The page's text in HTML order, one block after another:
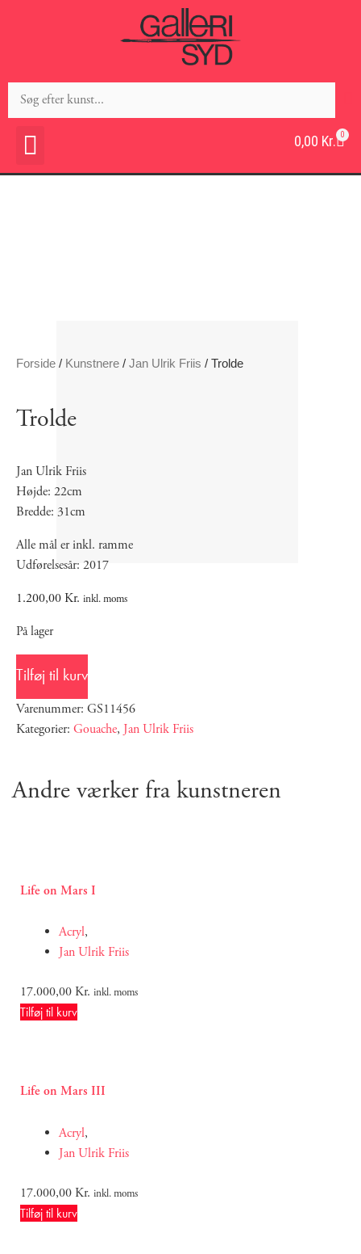
0,00 Kr. 0
Forside / Kunstnere / Jan Ulrik Friis / Trolde
Trolde
Jan Ulrik Friis
Højde: 22cm
Bredde: 31cm
Alle mål er inkl. ramme
Udførelsesår: 2017
1.200,00Kr. inkl. moms
På lager
Tilføj til kurv
Varenummer: GS11456
Kategorier: Gouache, Jan Ulrik Friis
Andre værker fra kunstneren
Life on Mars I
Acryl,
Jan Ulrik Friis
17.000,00Kr. inkl. moms
Tilføj til kurv
Life on Mars III
Acryl,
Jan Ulrik Friis
17.000,00Kr. inkl. moms
Tilføj til kurv